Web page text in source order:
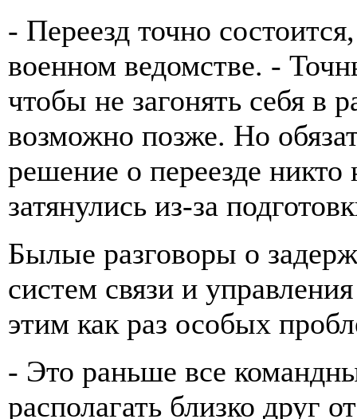
- Переезд точно
военном ведомстве. -
чтобы не загонять себя в
возможно позже. Но
решение о переезде
затянулись из-за
Былые разговоры о
систем связи и
этим как раз особых
- Это раньше все
располагать близко друг